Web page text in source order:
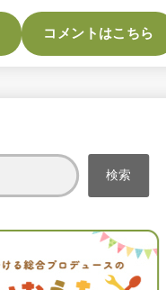
コメントはこちら
検索